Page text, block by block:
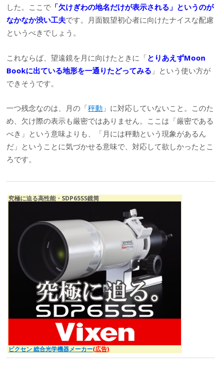
した。ここで 「欠けぎわの地名だけが表示される」というのが
なかなか渋い工夫です。月面観望初心者に向けたナイスな配慮
というべきでしょう。
これならば、望遠鏡を月に向けたときに「とりあえずMoon
Bookに出ている地形を一通りたどってみる 」という使い方が
できそうです。
一つ残念なのは、月の「秤動 」に対応していないこと。このた
め、欠け際の表示も厳密ではありません。ここは「厳密である
べき」という意味よりも、「月には秤動という現象があるん
だ」ということに気づかせる意味で、対応して欲しかったとこ
ろです。
究極に迫る高性能・SDP65SS鏡筒
ビクセン 総合光学機器メーカー(広告)